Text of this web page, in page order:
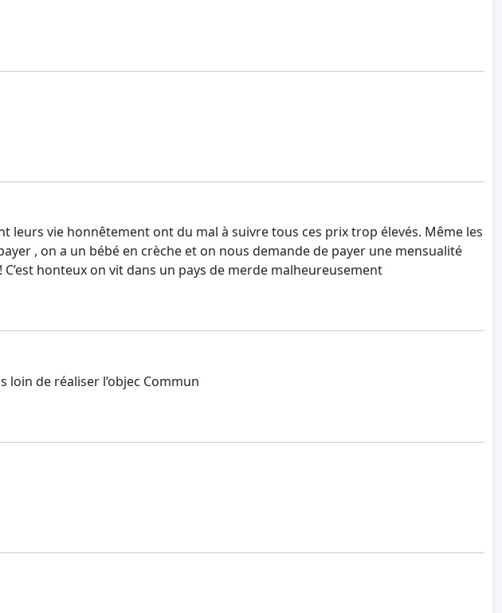
leurs vie honnêtement ont du mal à suivre tous ces prix trop élevés. Même les
, on a un bébé en crèche et on nous demande de payer une mensualité
honteux on vit dans un pays de merde malheureusement
loin de réaliser l’objec Commun